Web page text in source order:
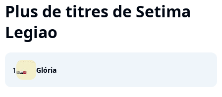
Plus de titres de Setima
Legiao
1 Glória